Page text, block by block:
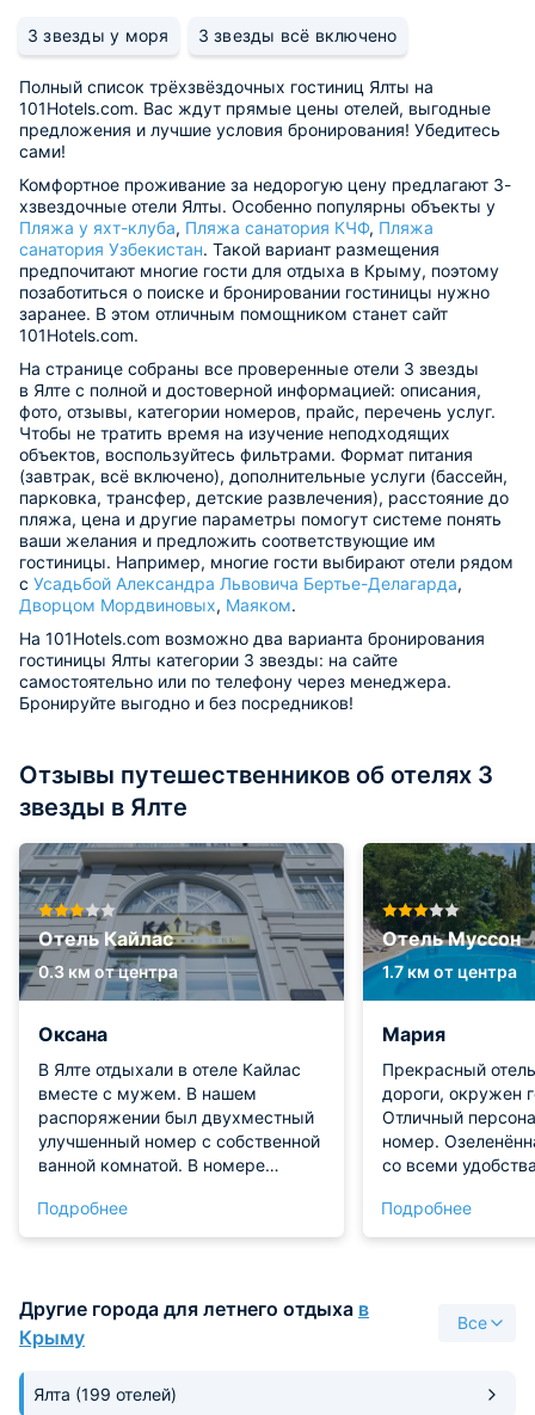
3 звезды у моря 3 звезды всё включено
Полный список трёхзвёздочных гостиниц Ялты на
101Hotels.com. Вас ждут прямые цены отелей, выгодные
предложения и лучшие условия бронирования! Убедитесь
сами!
Комфортное проживание за недорогую цену предлагают 3-
хзвездочные отели Ялты. Особенно популярны объекты у
Пляжа у яхт-клуба, Пляжа санатория КЧФ, Пляжа
санатория Узбекистан. Такой вариант размещения
предпочитают многие гости для отдыха в Крыму, поэтому
позаботиться о поиске и бронировании гостиницы нужно
заранее. В этом отличным помощником станет сайт
101Hotels.com.
На странице собраны все проверенные отели 3 звезды
в Ялте с полной и достоверной информацией: описания,
фото, отзывы, категории номеров, прайс, перечень услуг.
Чтобы не тратить время на изучение неподходящих
объектов, воспользуйтесь фильтрами. Формат питания
(завтрак, всё включено), дополнительные услуги (бассейн,
парковка, трансфер, детские развлечения), расстояние до
пляжа, цена и другие параметры помогут системе понять
ваши желания и предложить соответствующие им
гостиницы. Например, многие гости выбирают отели рядом
с Усадьбой Александра Львовича Бертье-Делагарда,
Дворцом Мордвиновых, Маяком.
На 101Hotels.com возможно два варианта бронирования
гостиницы Ялты категории 3 звезды: на сайте
самостоятельно или по телефону через менеджера.
Бронируйте выгодно и без посредников!
Отзывы путешественников об отелях 3
звезды в Ялте
Отель Кайлас
0.3 км от центра
Оксана
В Ялте отдыхали в отеле Кайлас
вместе с мужем. В нашем
распоряжении был двухместный
улучшенный номер с собственной
ванной комнатой. В номере
необходимых средств гигиены,
полотенец, тапочек, халатов. А
работал отлично. Очень удобно,
что при отеле работает ресторан и
при необходимости можно
пансион. Кстати, действует
Подробнее
Отель Муссон
1.7 км от центра
Мария
Прекрасный
дороги, окружен
Отличный
номер.
со всеми
Подробнее
Другие города для летнего отдыха в
Крыму
Все
Ялта (199 отелей)